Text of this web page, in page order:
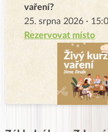
vaření?
25. srpna 2026 ·
Rezervovat místo